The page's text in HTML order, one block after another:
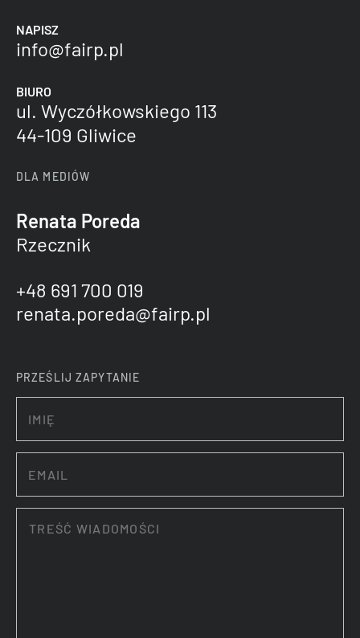
NAPISZ
info@fairp.pl
BIURO
ul. Wyczółkowskiego 113
44-109 Gliwice
DLA MEDIÓW
Renata Poreda
Rzecznik
+48 691 700 019
renata.poreda@fairp.pl
PRZEŚLIJ ZAPYTANIE